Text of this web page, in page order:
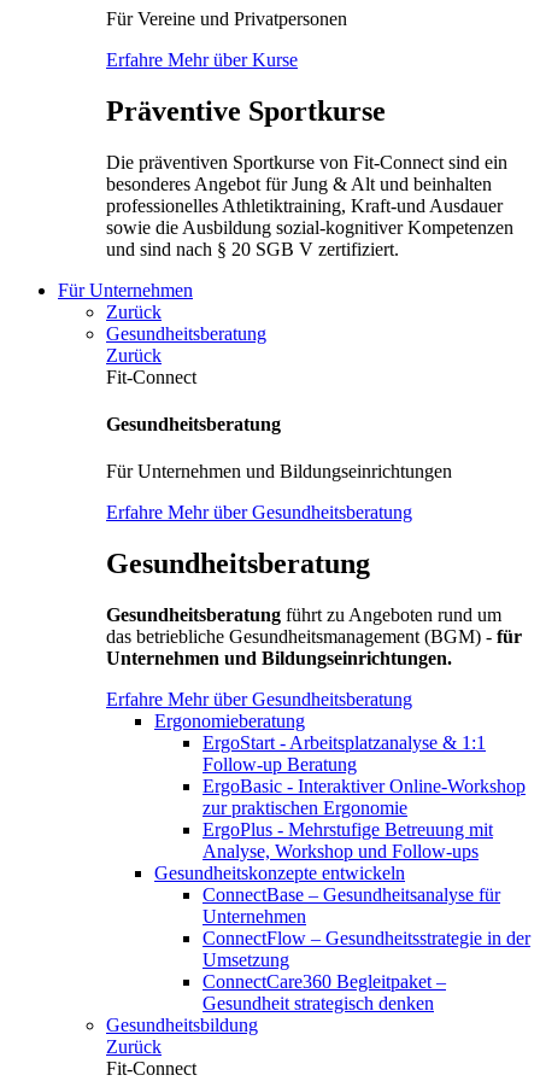
Für Vereine und Privatpersonen
Erfahre Mehr über Kurse
Präventive Sportkurse
Die präventiven Sportkurse von Fit-Connect sind ein
besonderes Angebot für Jung & Alt und beinhalten
professionelles Athletiktraining, Kraft-und Ausdauer
sowie die Ausbildung sozial-kognitiver Kompetenzen
und sind nach § 20 SGB V zertifiziert.
Für Unternehmen
Zurück
Gesundheitsberatung
Zurück
Fit-Connect
Gesundheitsberatung
Für Unternehmen und Bildungseinrichtungen
Erfahre Mehr über Gesundheitsberatung
Gesundheitsberatung
Gesundheitsberatung führt zu Angeboten rund um
das betriebliche Gesundheitsmanagement (BGM) - für
Unternehmen und Bildungseinrichtungen.
Erfahre Mehr über Gesundheitsberatung
Ergonomieberatung
ErgoStart - Arbeitsplatzanalyse & 1:1
Follow-up Beratung
ErgoBasic - Interaktiver Online-Workshop
zur praktischen Ergonomie
ErgoPlus - Mehrstufige Betreuung mit
Analyse, Workshop und Follow-ups
Gesundheitskonzepte entwickeln
ConnectBase – Gesundheitsanalyse für
Unternehmen
ConnectFlow – Gesundheitsstrategie in der
Umsetzung
ConnectCare360 Begleitpaket –
Gesundheit strategisch denken
Gesundheitsbildung
Zurück
Fit-Connect